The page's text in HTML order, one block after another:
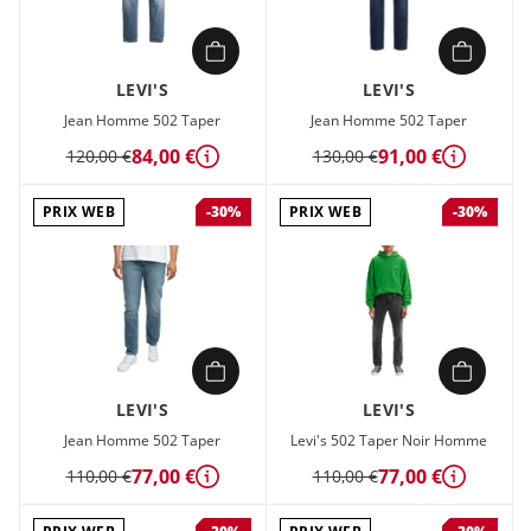
LEVI'S
Jean Homme 502 Taper
120,00 €84,00 € Détails
LEVI'S
Jean Homme 502 Taper
130,00 €91,00 € Détails
PRIX WEB -30%
LEVI'S
Jean Homme 502 Taper
110,00 €77,00 € Détails
PRIX WEB -30%
LEVI'S
Levi's 502 Taper Noir Homme
110,00 €77,00 € Détails